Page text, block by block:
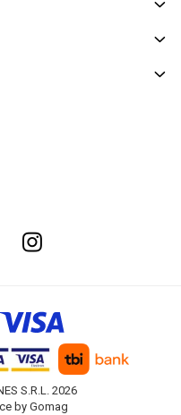
S.R.L. 2026
by Gomag